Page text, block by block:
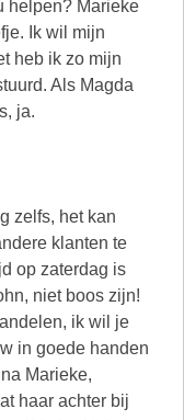
zelfs, het kan
klanten te
op zaterdag is
niet boos zijn!
ik wil je
in goede handen
Marieke,
haar achter bij